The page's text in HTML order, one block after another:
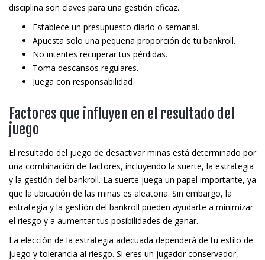
disciplina son claves para una gestión eficaz.
Establece un presupuesto diario o semanal.
Apuesta solo una pequeña proporción de tu bankroll.
No intentes recuperar tus pérdidas.
Toma descansos regulares.
Juega con responsabilidad
Factores que influyen en el resultado del
juego
El resultado del juego de desactivar minas está determinado por
una combinación de factores, incluyendo la suerte, la estrategia
y la gestión del bankroll. La suerte juega un papel importante, ya
que la ubicación de las minas es aleatoria. Sin embargo, la
estrategia y la gestión del bankroll pueden ayudarte a minimizar
el riesgo y a aumentar tus posibilidades de ganar.
La elección de la estrategia adecuada dependerá de tu estilo de
juego y tolerancia al riesgo. Si eres un jugador conservador,